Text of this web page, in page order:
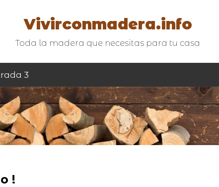
Vivirconmadera.info
Toda la madera que necesitas para tu casa
3
!